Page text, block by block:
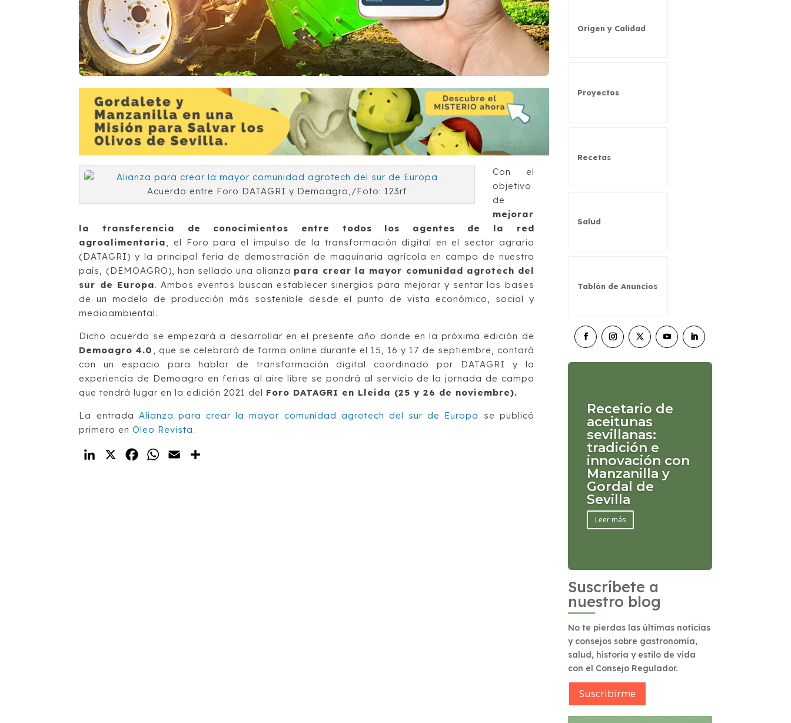
Acuerdo entre Foro DATAGRI y Demoagro,/Foto: 123rf
Con el
objetivo
de
mejorar
la transferencia de conocimientos entre todos los agentes de la red
agroalimentaria, el Foro para el impulso de la transformación digital en el sector agrario
(DATAGRI) y la principal feria de demostración de maquinaria agrícola en campo de nuestro
país, (DEMOAGRO), han sellado una alianza para crear la mayor comunidad agrotech del
sur de Europa. Ambos eventos buscan establecer sinergias para mejorar y sentar las bases
de un modelo de producción más sostenible desde el punto de vista económico, social y
medioambiental.
Dicho acuerdo se empezará a desarrollar en el presente año donde en la próxima edición de
Demoagro 4.0 , que se celebrará de forma online durante el 15, 16 y 17 de septiembre, contará
con un espacio para hablar de transformación digital coordinado por DATAGRI y la
experiencia de Demoagro en ferias al aire libre se pondrá al servicio de la jornada de campo
que tendrá lugar en la edición 2021 del Foro DATAGRI en Lleida (25 y 26 de noviembre).
La entrada Alianza para crear la mayor comunidad agrotech del sur de Europa
se publicó
primero enOleo Revista.
LinkedIn
X FacebookWhatsApp
Email
Origen y Calidad
Proyectos
Recetas
Salud
Tablón de Anuncios
Recetario de
aceitunas
sevillanas:
tradición e
innovación con
Manzanilla y
Gordal de
Sevilla
Leer más
Suscríbete a
nuestro blog
No te pierdas las últimas noticias
y consejos sobre gastronomía,
salud, historia y estilo de vida
con el Consejo Regulador.
Suscribírme